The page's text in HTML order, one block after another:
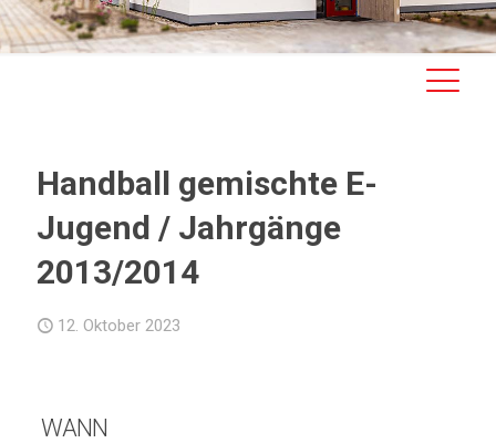
Handball gemischte E-
Jugend / Jahrgänge
2013/2014
12. Oktober 2023
WANN